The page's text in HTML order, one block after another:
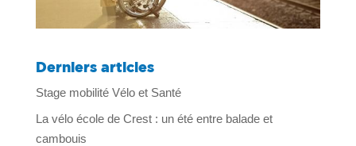
Derniers articles
Stage mobilité Vélo et Santé
La vélo école de Crest : un été entre balade et
cambouis